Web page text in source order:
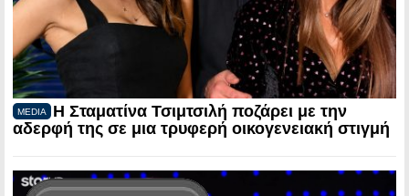
MEDIA
Η Σταματίνα Τσιμτσιλή ποζάρει με την
αδερφή της σε μια τρυφερή οικογενειακή στιγμή